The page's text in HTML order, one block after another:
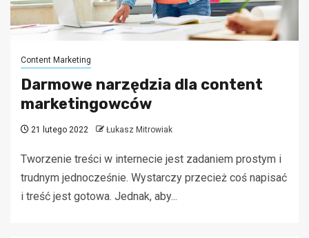
Content Marketing
Darmowe narzędzia dla content
marketingowców
21 lutego 2022 Łukasz Mitrowiak
Tworzenie treści w internecie jest zadaniem prostym i
trudnym jednocześnie. Wystarczy przecież coś napisać
i treść jest gotowa. Jednak, aby...